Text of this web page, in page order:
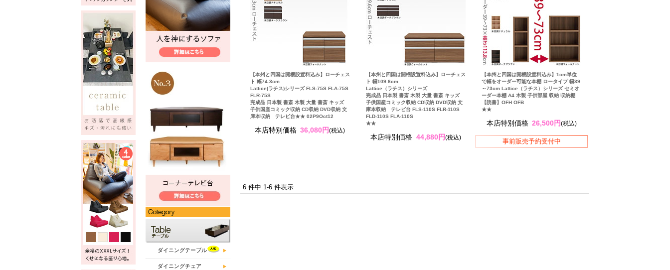
ダイニングテーブル
ダイニングチェア
【本州と四国は開梱設置料込み】ローチェス
ト 幅74.3cm
Lattice(ラチス)シリーズ FLS-75S FLA-75S
FLR-75S
完成品 日本製 書斎 木製 大量 書斎 キッズ
子供国産コミック収納 CD収納 DVD収納 文
庫本収納 テレビ台★★ 02P9Oct12
本店特別価格 36,080円(税込)
【本州と四国は開梱設置料込み】ローチェス
ト 幅109.6cm
Lattice（ラチス）シリーズ
完成品 日本製 書斎 木製 大量 書斎 キッズ
子供国産コミック収納 CD収納 DVD収納 文
庫本収納 テレビ台 FLS-110S FLR-110S
FLD-110S FLA-110S
★★
本店特別価格 44,880円(税込)
【本州と四国は開梱設置料込み】1cm単位
で幅をオーダー可能な本棚 ロータイプ 幅39
～73cm Lattice（ラチス）シリーズ セミオ
ーダー本棚 A4 木製 子供部屋 収納 収納棚
【読書】OFH OFB
★★
本店特別価格 26,500円(税込)
事前販売予約受付中
6 件中 1-6 件表示